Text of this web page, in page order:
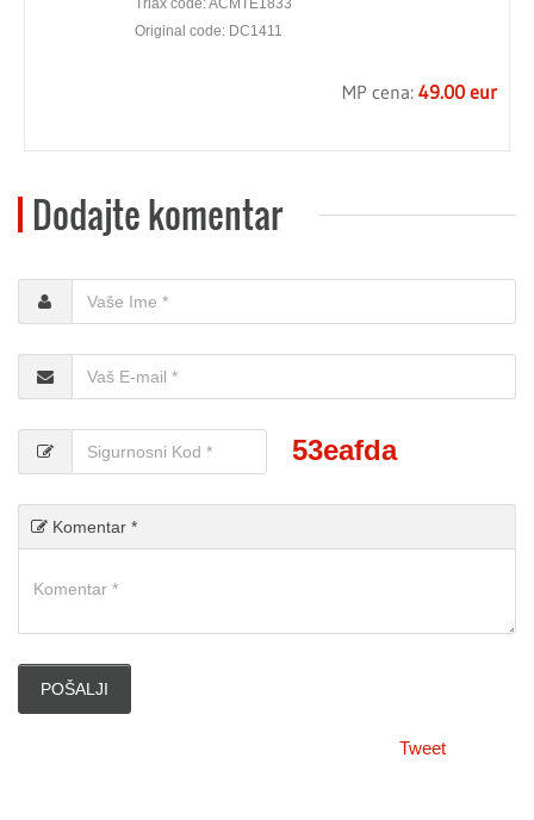
Original code: DC1411
MP cena: 49.00 eur
Dodajte komentar
53eafda
Komentar *
Tweet